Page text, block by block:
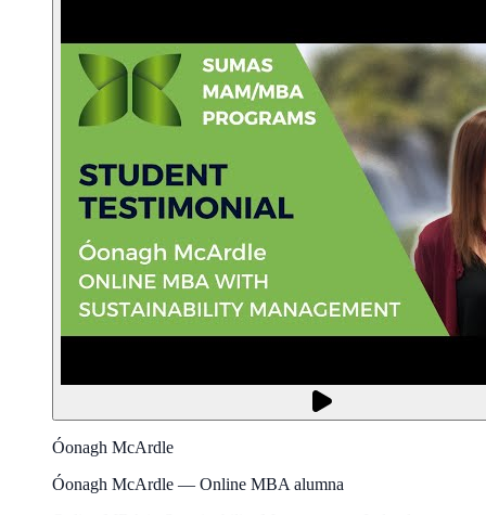
Óonagh McArdle
Óonagh McArdle — Online MBA alumna